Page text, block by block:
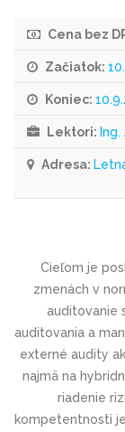
Cena bez
Začiatok:
Koniec:
Lektori:
Adresa:
Cieľom je
zmenách v
auditovanie
auditovania a
externé audity
najmä na
riadenie
kompetentnosti